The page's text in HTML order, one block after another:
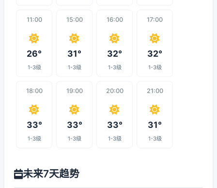
11:00
26°
1-3级
15:00
31°
1-3级
16:00
32°
1-3级
17:00
32°
1-3级
18:00
33°
1-3级
19:00
33°
1-3级
20:00
33°
1-3级
21:00
31°
1-3级
未来7天趋势